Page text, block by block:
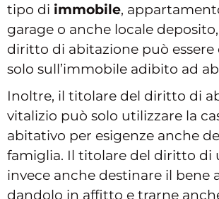
tipo di immobile,
garage o anche locale
diritto di abitazione può essere
solo sull’immobile adibito ad
Inoltre, il titolare del diritto di
vitalizio può solo utilizzare la
abitativo per esigenze anche
famiglia. Il titolare del diritto di
invece anche destinare il bene
dandolo in affitto e trarne